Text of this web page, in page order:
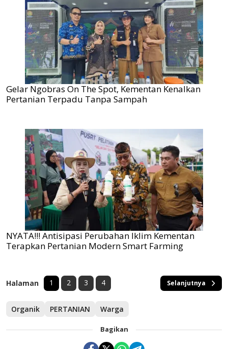
Gelar Ngobras On The Spot, Kementan Kenalkan
Pertanian Terpadu Tanpa Sampah
NYATA!!! Antisipasi Perubahan Iklim Kementan
Terapkan Pertanian Modern Smart Farming
Halaman 1 2 3 4 Selanjutnya
Organik PERTANIAN Warga
Bagikan